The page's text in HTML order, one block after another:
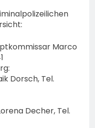
Marco
Dorsch, Tel.
Decher, Tel.